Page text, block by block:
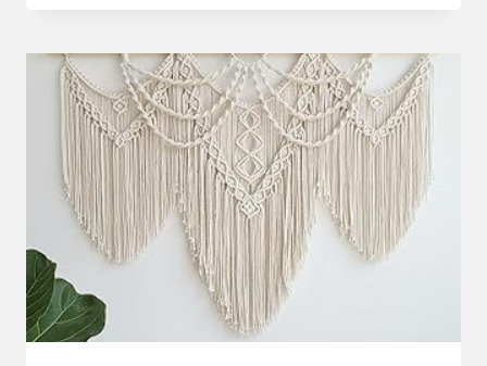
MAKRAMEE
WANDBEHANG
CHIC
TAPISSERIE
GEWEBTE
WANDDEKO
DEKORATION,
19CM